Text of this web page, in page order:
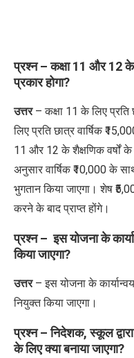
प्रश्न – कक्षा 11 और 12 के
प्रकार होगा?
उत्तर – कक्षा 11 के लिए प्रति
लिए प्रति छात्र वार्षिक
11 और 12 के शैक्षणिक वर्षों के
अनुसार वार्षिक ₹10,000 के
भुगतान किया जाएगा। शेष
करने के बाद प्राप्त होंगे।
प्रश्न – इस योजना के
किया जाएगा?
उत्तर– इस योजना के
नियुक्त किया जाएगा।
प्रश्न – निदेशक, स्कूल
के लिए क्या बनाया जाएगा?